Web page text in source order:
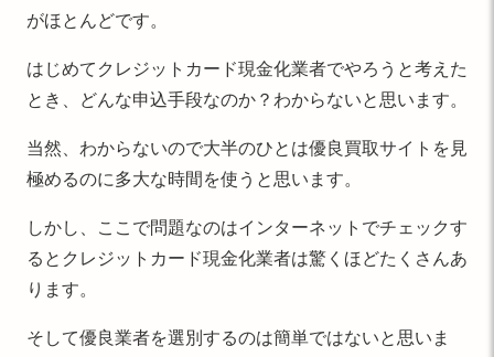
がほとんどです。
はじめてクレジットカード現金化業者でやろうと考えた
とき、どんな申込手段なのか？わからないと思います。
当然、わからないので大半のひとは優良買取サイトを見
極めるのに多大な時間を使うと思います。
しかし、ここで問題なのはインターネットでチェックす
るとクレジットカード現金化業者は驚くほどたくさんあ
ります。
そして優良業者を選別するのは簡単ではないと思いま